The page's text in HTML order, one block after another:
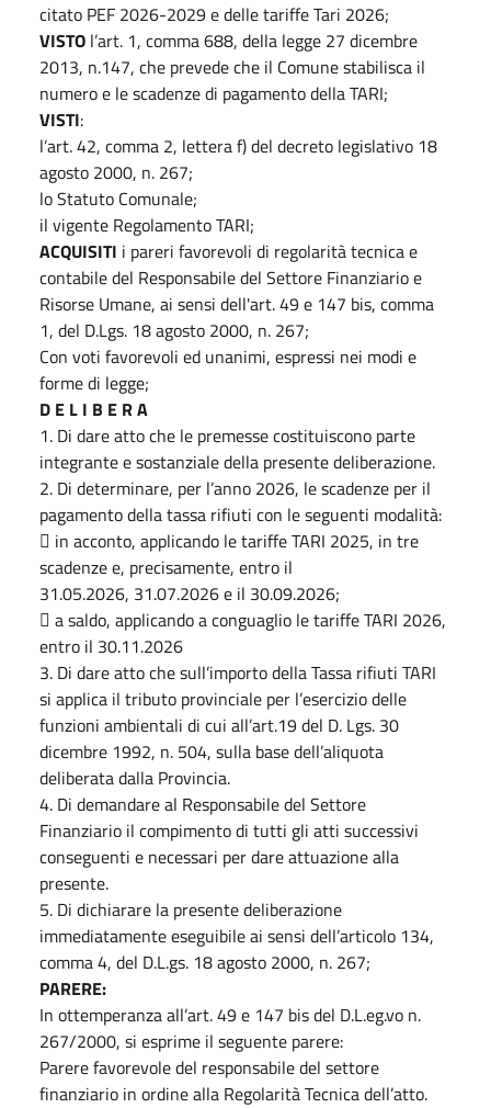
citato PEF 2026-2029 e delle tariffe Tari 2026;
VISTO l’art. 1, comma 688, della legge 27 dicembre
2013, n.147, che prevede che il Comune stabilisca il
numero e le scadenze di pagamento della TARI;
VISTI:
l’art. 42, comma 2, lettera f) del decreto legislativo 18
agosto 2000, n. 267;
lo Statuto Comunale;
il vigente Regolamento TARI;
ACQUISITI i pareri favorevoli di regolarità tecnica e
contabile del Responsabile del Settore Finanziario e
Risorse Umane, ai sensi dell'art. 49 e 147 bis, comma
1, del D.Lgs. 18 agosto 2000, n. 267;
Con voti favorevoli ed unanimi, espressi nei modi e
forme di legge;
D E L I B E R A
1. Di dare atto che le premesse costituiscono parte
integrante e sostanziale della presente deliberazione.
2. Di determinare, per l’anno 2026, le scadenze per il
pagamento della tassa rifiuti con le seguenti modalità:
 in acconto, applicando le tariffe TARI 2025, in tre
scadenze e, precisamente, entro il
31.05.2026, 31.07.2026 e il 30.09.2026;
 a saldo, applicando a conguaglio le tariffe TARI 2026,
entro il 30.11.2026
3. Di dare atto che sull’importo della Tassa rifiuti TARI
si applica il tributo provinciale per l’esercizio delle
funzioni ambientali di cui all’art.19 del D. Lgs. 30
dicembre 1992, n. 504, sulla base dell’aliquota
deliberata dalla Provincia.
4. Di demandare al Responsabile del Settore
Finanziario il compimento di tutti gli atti successivi
conseguenti e necessari per dare attuazione alla
presente.
5. Di dichiarare la presente deliberazione
immediatamente eseguibile ai sensi dell’articolo 134,
comma 4, del D.L.gs. 18 agosto 2000, n. 267;
PARERE:
In ottemperanza all’art. 49 e 147 bis del D.L.eg.vo n.
267/2000, si esprime il seguente parere:
Parere favorevole del responsabile del settore
finanziario in ordine alla Regolarità Tecnica dell’atto.